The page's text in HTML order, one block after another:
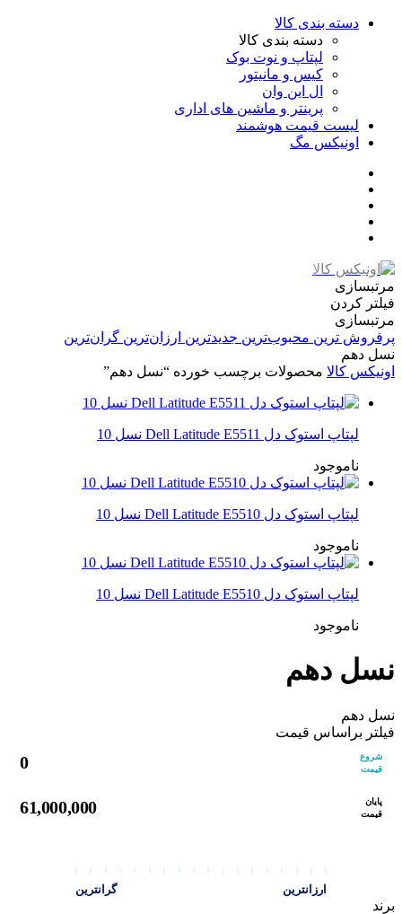
دسته بندی کالا
دسته بندی کالا
لپتاپ و نوت بوک
کیس و مانیتور
ال این وان
پرینتر و ماشین های اداری
لیست قیمت هوشمند
اونیکس مگ
مرتبسازی
فیلتر کردن
مرتبسازی
پرفروش ترین محبوب‌ترین جدیدترین ارزان‌ترین گران‌ترین
نسل دهم
اونیکس کالا محصولات برچسب خورده “نسل دهم”
لپتاپ استوک دل Dell Latitude E5511 نسل 10
ناموجود
لپتاپ استوک دل Dell Latitude E5510 نسل 10
ناموجود
لپتاپ استوک دل Dell Latitude E5510 نسل 10
ناموجود
نسل دهم
نسل دهم
فیلتر براساس قیمت
شروع
قیمت
0
پایان
قیمت
61,000,000
ارزانترین گرانترین
برند